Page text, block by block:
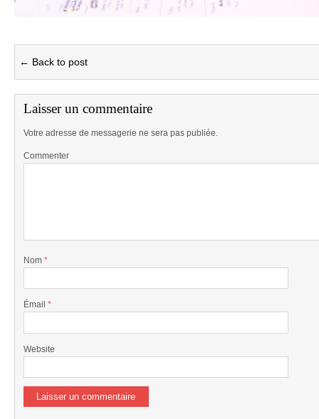
← Back to post
Laisser un commentaire
Votre adresse de messagerie ne sera pas publiée.
Commenter
Nom *
Émail *
Website